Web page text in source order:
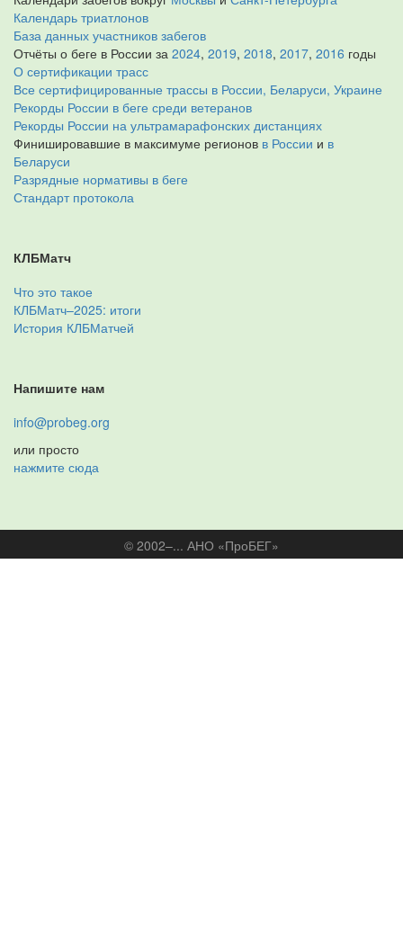
Календарь триатлонов
База данных участников забегов
Отчёты о беге в России за 2024, 2019, 2018, 2017, 2016 годы
О сертификации трасс
Все сертифицированные трассы в России, Беларуси, Украине
Рекорды России в беге среди ветеранов
Рекорды России на ультрамарафонских дистанциях
Финишировавшие в максимуме регионов в России и в
Беларуси
Разрядные нормативы в беге
Стандарт протокола
КЛБМатч
Что это такое
КЛБМатч–2025: итоги
История КЛБМатчей
Напишите нам
info@probeg.org
или просто
нажмите сюда
© 2002–... АНО «ПроБЕГ»